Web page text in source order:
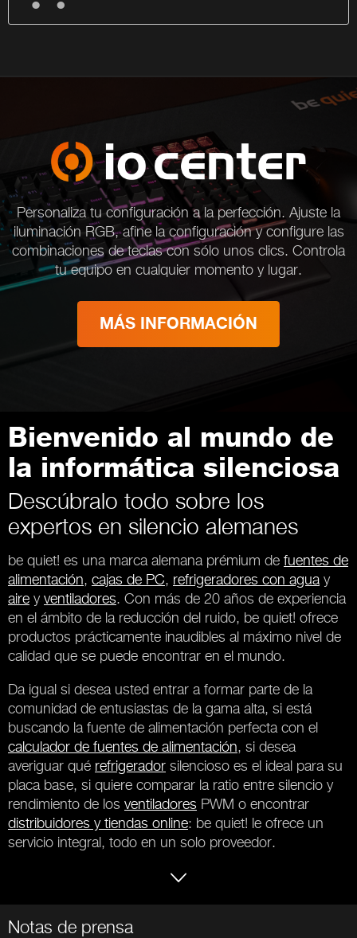
Personaliza tu configuración a la perfección. Ajuste la
iluminación RGB, afine la configuración y configure las
combinaciones de teclas con sólo unos clics. Controla
tu equipo en cualquier momento y lugar.
MÁS INFORMACIÓN
Bienvenido al mundo de
la informática silenciosa
Descúbralo todo sobre los
expertos en silencio alemanes
be quiet! es una marca alemana prémium de fuentes de
alimentación, cajas de PC, refrigeradores con agua y
aire yventiladores. Con más de 20 años de experiencia
en el ámbito de la reducción del ruido, be quiet! ofrece
productos prácticamente inaudibles al máximo nivel de
calidad que se puede encontrar en el mundo.
Da igual si desea usted entrar a formar parte de la
comunidad de entusiastas de la gama alta, si está
buscando la fuente de alimentación perfecta con el
calculador de fuentes de alimentación, si desea
averiguar qué refrigerador silencioso es el ideal para su
placa base, si quiere comparar la ratio entre silencio y
rendimiento de los ventiladores PWM o encontrar
distribuidores y tiendas online: be quiet! le ofrece un
servicio integral, todo en un solo proveedor.
Notas de prensa